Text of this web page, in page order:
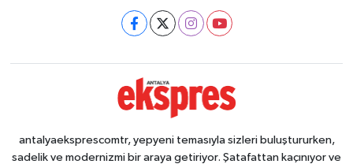
antalyaeksprescomtr, yepyeni temasıyla sizleri buluştururken,
sadelik ve modernizmi bir araya getiriyor. Şatafattan kaçınıyor ve